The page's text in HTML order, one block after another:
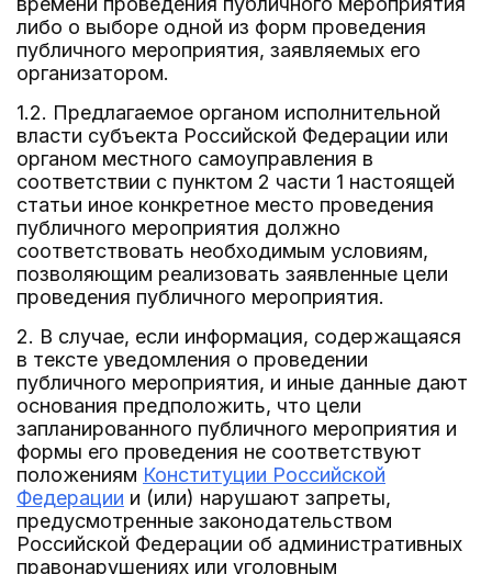
либо о выборе одной из форм проведения
публичного мероприятия, заявляемых его
организатором.
1.2. Предлагаемое органом исполнительной
власти субъекта Российской Федерации или
органом местного самоуправления в
соответствии с пунктом 2 части 1 настоящей
статьи иное конкретное место проведения
публичного мероприятия должно
соответствовать необходимым условиям,
позволяющим реализовать заявленные цели
проведения публичного мероприятия.
2. В случае, если информация, содержащаяся
в тексте уведомления о проведении
публичного мероприятия, и иные данные дают
основания предположить, что цели
запланированного публичного мероприятия и
формы его проведения не соответствуют
положениям Конституции Российской
Федерации и (или) нарушают запреты,
предусмотренные законодательством
Российской Федерации об административных
правонарушениях или уголовным